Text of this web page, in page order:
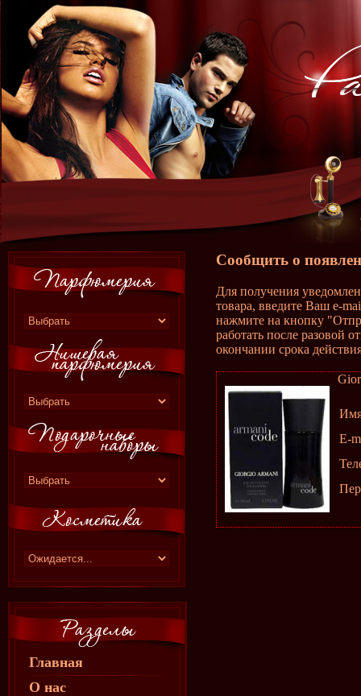
Главная
О нас
Сообщить о
Для получения
товара, введите Ваш e-
нажмите на кнопку
работать после разовой
окончании срока
E-